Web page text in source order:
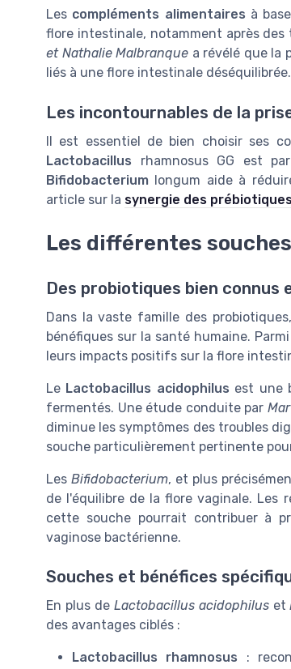
Les compléments alimentaires à
flore intestinale, notamment après
et Nathalie Malbranque a révélé que la
liés à une flore intestinale déséquilibrée.
Les incontournables de la
Il est essentiel de bien choisir ses
Lactobacillus rhamnosus GG est
Bifidobacterium longum aide à
article sur la synergie des
Les différentes
Des probiotiques bien
Dans la vaste famille des
bénéfiques sur la santé humaine.
leurs impacts positifs sur la flore
Le Lactobacillus acidophilus est une
fermentés. Une étude conduite par
diminue les symptômes des troubles
souche particulièrement pertinente
Les Bifidobacterium, et plus
de l'équilibre de la flore vaginale. Les
cette souche pourrait contribuer à
vaginose bactérienne.
Souches et bénéfices
En plus de Lactobacillus acidophiluset
des avantages ciblés :
Lactobacillus rhamnosus :